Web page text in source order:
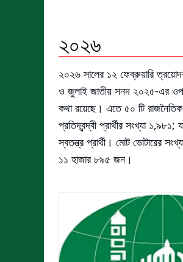
২০২৬
২০২৬ সালের ১২ ফেব্রুয়ারি
ও জুলাই জাতীয় সনদ ২০২৫-এর
কথা রয়েছে। এতে ৫০ টি
প্রতিদ্বন্দ্বী প্রার্থীর সংখ্যা
স্বতন্ত্র প্রার্থী। মোট ভোটারের
১১ হাজার ৮৯৫ জন।